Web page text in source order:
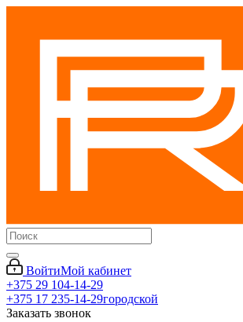
ВойтиМой кабинет
+375 29 104-14-29
+375 17 235-14-29городской
Заказать звонок